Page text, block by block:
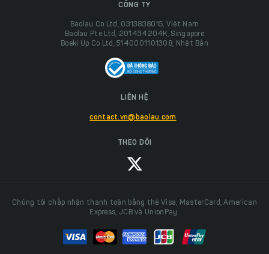
CÔNG TY
Baolau Co Ltd, 0313838015, Việt Nam
Baolau Pte Ltd, 201434204K, Singapore
Boeki Up Co Ltd, 5140001101308, Nhật Bản
LIÊN HỆ
contact.vn@baolau.com
THEO DÕI
Chúng tôi chấp nhận thanh toán bằng thẻ Visa, MasterCard, American
Express, JCB và UnionPay.